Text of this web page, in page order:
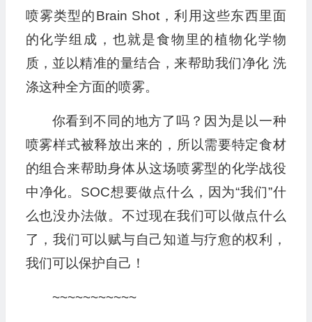
喷雾类型的Brain Shot，利用这些东西里面
的化学组成，也就是食物里的植物化学物
质，並以精准的量结合，来帮助我们净化 洗
涤这种全方面的喷雾。
你看到不同的地方了吗？因为是以一种
喷雾样式被释放出来的，所以需要特定食材
的组合来帮助身体从这场喷雾型的化学战役
中净化。SOC想要做点什么，因为“我们”什
么也没办法做。不过现在我们可以做点什么
了，我们可以赋与自己知道与疗愈的权利，
我们可以保护自己！
~~~~~~~~~~~